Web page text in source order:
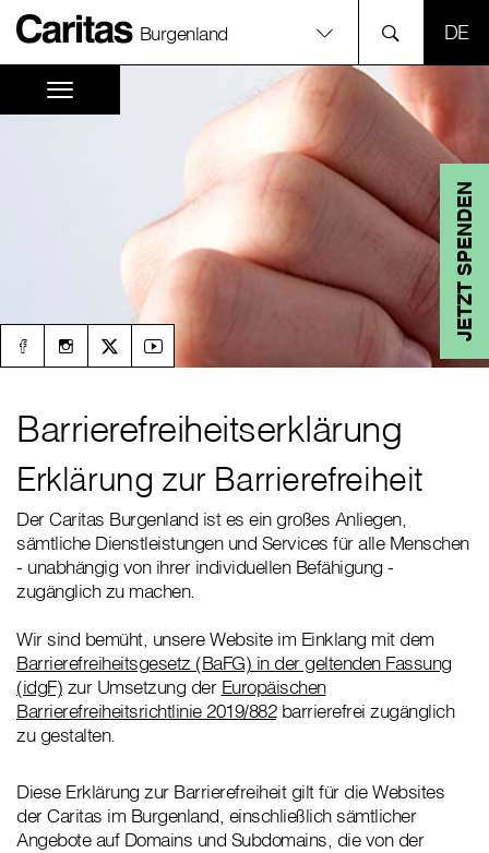
Burgenland
JETZT SPENDEN
Barrierefreiheitserklärung
Erklärung zur Barrierefreiheit
Der Caritas Burgenland ist es ein großes Anliegen,
sämtliche Dienstleistungen und Services für alle Menschen
- unabhängig von ihrer individuellen Befähigung -
zugänglich zu machen.
Wir sind bemüht, unsere Website im Einklang mit dem
Barrierefreiheitsgesetz (BaFG) in der geltenden Fassung
(idgF) zur Umsetzung der Europäischen
Barrierefreiheitsrichtlinie 2019/882barrierefrei zugänglich
zu gestalten.
Diese Erklärung zur Barrierefreiheit gilt für die Websites
der Caritas im Burgenland, einschließlich sämtlicher
Angebote auf Domains und Subdomains, die von der